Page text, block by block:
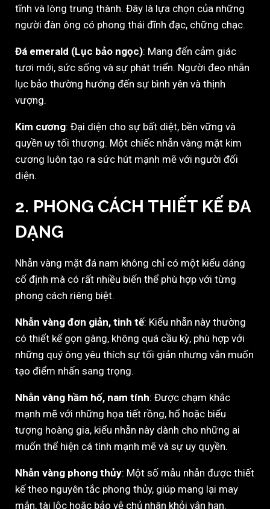
tĩnh và lòng trung thành. Đây là lựa chọn của những
người đàn ông có phong thái đĩnh đạc, chững chạc.
Đá emerald (Lục bảo ngọc): Mang đến cảm giác
tươi mới, sức sống và sự phát triển. Người đeo nhẫn
lục bảo thường hướng đến sự bình yên và thịnh
vượng.
Kim cương: Đại diện cho sự bất diệt, bền vững và
quyền uy tối thượng. Một chiếc nhẫn vàng mặt kim
cương luôn tạo ra sức hút mạnh mẽ với người đối
diện.
2. PHONG CÁCH THIẾT KẾ ĐA
DẠNG
Nhẫn vàng mặt đá nam không chỉ có một kiểu dáng
cố định mà có rất nhiều biến thể phù hợp với từng
phong cách riêng biệt.
Nhẫn vàng đơn giản, tinh tế: Kiểu nhẫn này thường
có thiết kế gọn gàng, không quá cầu kỳ, phù hợp với
những quý ông yêu thích sự tối giản nhưng vẫn muốn
tạo điểm nhấn sang trọng.
Nhẫn vàng hầm hố, nam tính: Được chạm khắc
mạnh mẽ với những họa tiết rồng, hổ hoặc biểu
tượng hoàng gia, kiểu nhẫn này dành cho những ai
muốn thể hiện cá tính mạnh mẽ và sự uy quyền.
Nhẫn vàng phong thủy: Một số mẫu nhẫn được thiết
kế theo nguyên tắc phong thủy, giúp mang lại may
mắn, tài lộc hoặc bảo vệ chủ nhân khỏi vận hạn.